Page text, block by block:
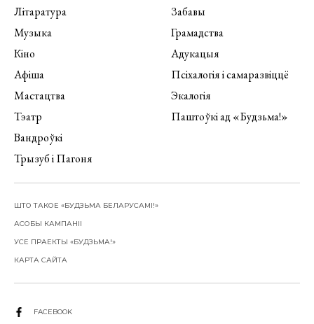
Літаратура
Музыка
Кіно
Афіша
Мастацтва
Тэатр
Вандроўкі
Трызуб і Пагоня
Забавы
Грамадства
Адукацыя
Псіхалогія і самаразвіццё
Экалогія
Паштоўкі ад «Будзьма!»
ШТО ТАКОЕ «БУДЗЬМА БЕЛАРУСАМІ!»
АСОБЫ КАМПАНІІ
УСЕ ПРАЕКТЫ «БУДЗЬМА!»
КАРТА САЙТА
FACEBOOK